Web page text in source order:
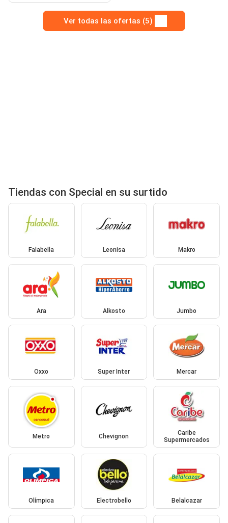
Ver todas las ofertas (5)
Tiendas con Special en su surtido
Falabella Leonisa Makro
Ara Alkosto Jumbo
Oxxo Super Inter Mercar
Metro Chevignon
Caribe
Supermercados
Olímpica Electrobello Belalcazar